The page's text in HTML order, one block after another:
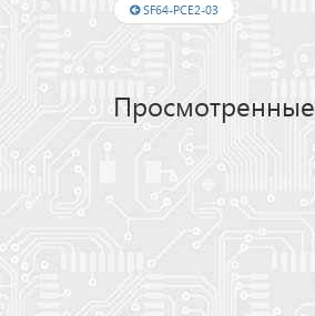
SF64-PCE2-03
Просмотренные